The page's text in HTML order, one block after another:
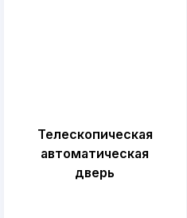
Телескопическая
автоматическая
дверь